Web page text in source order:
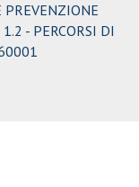
PREVENZIONE
- PERCORSI DI